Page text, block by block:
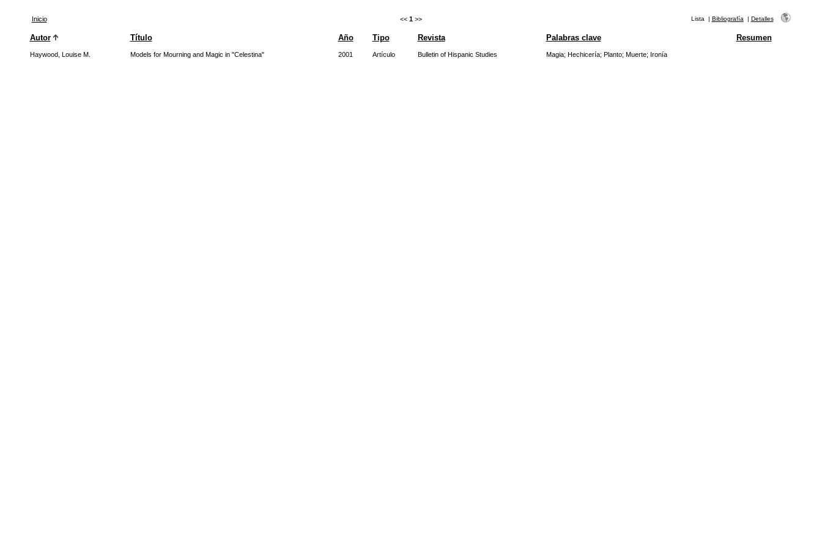
Inicio << 1 >> Lista | Bibliografía | Detalles
Autor Título Año Tipo Revista Palabras clave Resumen
Haywood, Louise M. Models for Mourning and Magic in "Celestina" 2001 Artículo Bulletin of Hispanic Studies Magia; Hechicería; Planto; Muerte; Ironía